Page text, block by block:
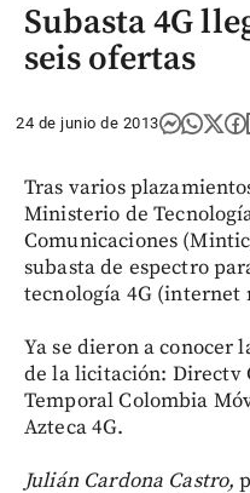
Subasta 4G
seis ofertas
24 de junio de 2013
Tras varios
Ministerio de
Comunicaciones
subasta de espectro
tecnología 4G (internet
Ya se dieron a conocer
de la licitación: Directv
Temporal Colombia
Azteca 4G.
Julián Cardona Castro,